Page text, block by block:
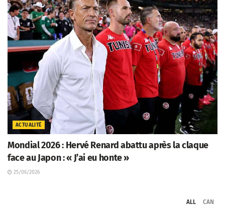
ACTUALITÉ
Mondial 2026 : Hervé Renard abattu après la claque
face au Japon : « J’ai eu honte »
25/06/2026
ALL CAN